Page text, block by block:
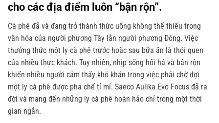
cho các địa điểm luôn “bận rộn”.
Cà phê đã và đang trở thành thức uống không thể thiếu trong
văn hóa của người phương Tây lẫn người phương Đông. Việc
thưởng thức một ly cà phê trước hoặc sau bữa ăn là thói quen
của nhiều thực khách. Tuy nhiên, nhịp sống hối hả và bận rộn
khiến nhiều người cảm thấy khó khăn trong việc phải chờ đợi
một ly cà phê được pha chế tỉ mỉ. Saeco Aulika Evo Focus đã ra
đời và mang đến những ly cà phê hoàn hảo chỉ trong một thời
gian ngắn.